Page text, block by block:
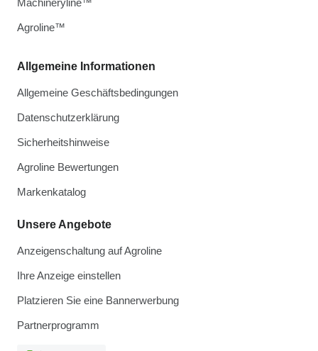
Allgemeine Informationen
Allgemeine Geschäftsbedingungen
Datenschutzerklärung
Sicherheitshinweise
Agroline Bewertungen
Markenkatalog
Unsere Angebote
Anzeigenschaltung auf Agroline
Ihre Anzeige einstellen
Platzieren Sie eine Bannerwerbung
Partnerprogramm
Machineryline™
Agroline™